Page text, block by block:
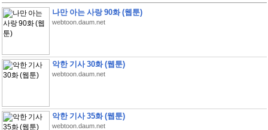
나만 아는 사랑 90화 (웹툰)
webtoon.daum.net
악한 기사 30화 (웹툰)
webtoon.daum.net
악한 기사 35화 (웹툰)
webtoon.daum.net